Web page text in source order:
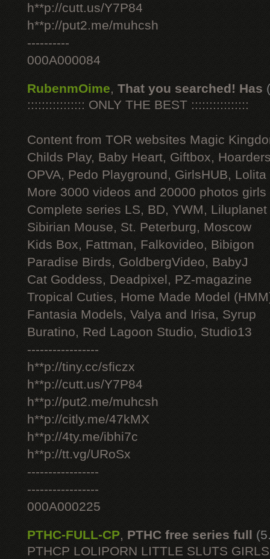
h**p://cutt.us/Y7P84
h**p://put2.me/muhcsh
----------
000A000084
RubenmOime, That you searched! Has
:::::::::::::::: ONLY THE BEST ::::::::::::::::
Content from TOR websites Magic
Childs Play, Baby Heart, Giftbox,
OPVA, Pedo Playground, GirlsHUB, Lolita
More 3000 videos and 20000 photos
Complete series LS, BD, YWM, Liluplanet
Sibirian Mouse, St. Peterburg, Moscow
Kids Box, Fattman, Falkovideo, Bibigon
Paradise Birds, GoldbergVideo, BabyJ
Cat Goddess, Deadpixel, PZ-magazine
Tropical Cuties, Home Made Model
Fantasia Models, Valya and Irisa, Syrup
Buratino, Red Lagoon Studio, Studio13
-----------------
h**p://tiny.cc/sficzx
h**p://cutt.us/Y7P84
h**p://put2.me/muhcsh
h**p://citly.me/47kMX
h**p://4ty.me/ibhi7c
h**p://tt.vg/URoSx
-----------------
-----------------
000A000225
PTHC-FULL-CP, PTHC free series full
PTHCP LOLIPORN LITTLE SLUTS